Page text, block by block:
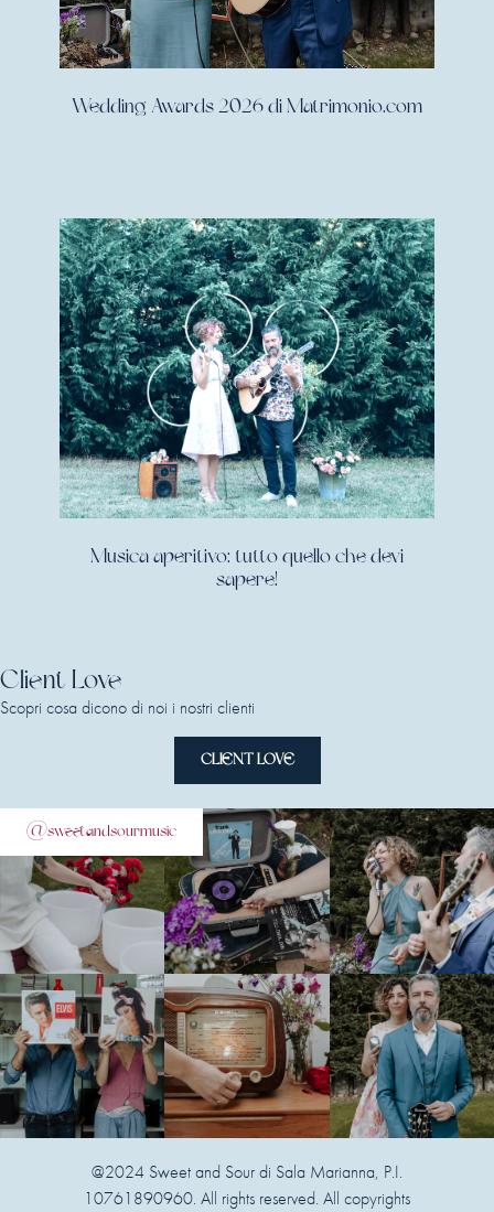
Wedding Awards 2026 di Matrimonio.com
Musica aperitivo: tutto quello che devi
sapere!
Client Love
Scopri cosa dicono di noi i nostri clienti
CLIENT LOVE
@sweetandsourmusic
@2024 Sweet and Sour di Sala Marianna, P.I.
10761890960. All rights reserved. All copyrights